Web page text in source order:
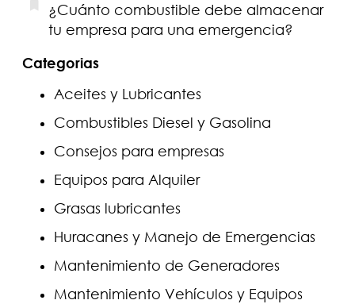
¿Cuánto combustible debe almacenar
tu empresa para una emergencia?
Categorias
Aceites y Lubricantes
Combustibles Diesel y Gasolina
Consejos para empresas
Equipos para Alquiler
Grasas lubricantes
Huracanes y Manejo de Emergencias
Mantenimiento de Generadores
Mantenimiento Vehículos y Equipos